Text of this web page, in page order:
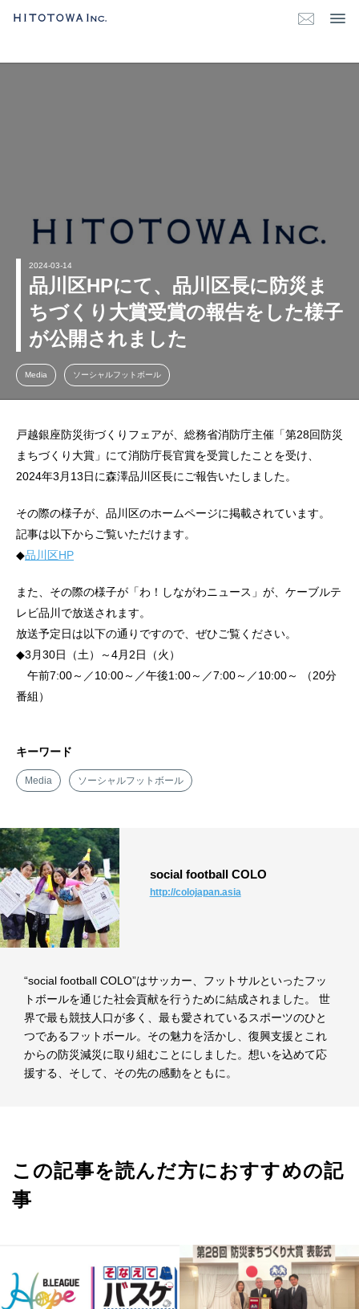
2024-03-14
品川区HPにて、品川区長に防災ま
ちづくり大賞受賞の報告をした様子
が公開されました
Media ソーシャルフットボール
戸越銀座防災街づくりフェアが、総務省消防庁主催「第28回防災
まちづくり大賞」にて消防庁長官賞を受賞したことを受け、
2024年3月13日に森澤品川区長にご報告いたしました。
その際の様子が、品川区のホームページに掲載されています。
記事は以下からご覧いただけます。
◆品川区HP
また、その際の様子が「わ！しながわニュース」が、ケーブルテ
レビ品川で放送されます。
放送予定日は以下の通りですので、ぜひご覧ください。
◆3月30日（土）～4月2日（火）
午前7:00～／10:00～／午後1:00～／7:00～／10:00～ （20分
番組）
キーワード
Media ソーシャルフットボール
social football COLO
http://colojapan.asia
“social football COLO”はサッカー、フットサルといったフッ
トボールを通じた社会貢献を行うために結成されました。 世
界で最も競技人口が多く、最も愛されているスポーツのひと
つであるフットボール。その魅力を活かし、復興支援とこれ
からの防災減災に取り組むことにしました。想いを込めて応
援する、そして、その先の感動をともに。
この記事を読んだ方におすすめの記
事